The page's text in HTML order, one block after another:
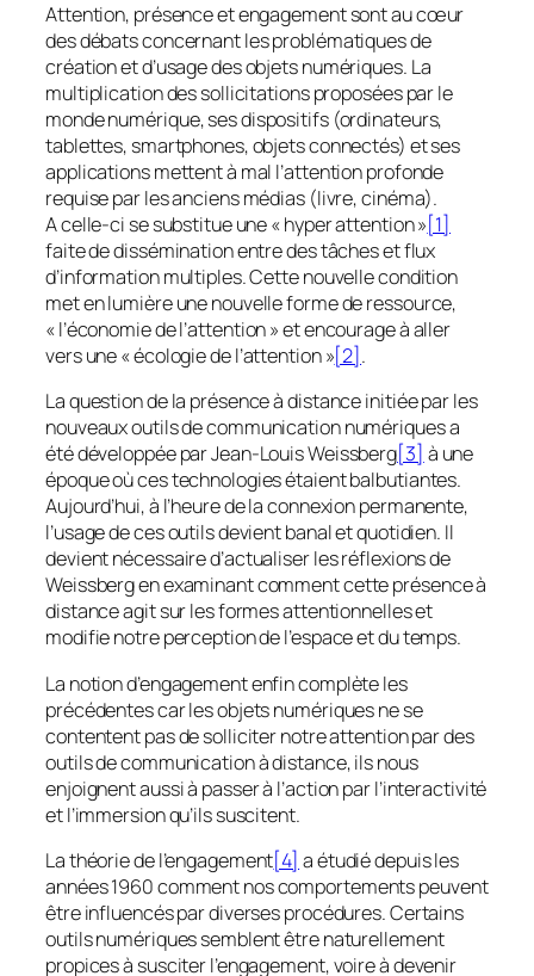
Attention, présence et engagement sont au cœur
des débats concernant les problématiques de
création et d’usage des objets numériques. La
multiplication des sollicitations proposées par le
monde numérique, ses dispositifs (ordinateurs,
tablettes, smartphones, objets connectés) et ses
applications mettent à mal l’attention profonde
requise par les anciens médias (livre, cinéma).
A celle-ci se substitue une «hyper attention»[1]
faite de dissémination entre des tâches et flux
d’information multiples. Cette nouvelle condition
met en lumière une nouvelle forme de ressource,
«l’économie de l’attention» et encourage à aller
vers une «écologie de l’attention»[2].
La question de la présence à distance initiée par les
nouveaux outils de communication numériques a
été développée par Jean-Louis Weissberg[3] à une
époque où ces technologies étaient balbutiantes.
Aujourd’hui, à l’heure de la connexion permanente,
l’usage de ces outils devient banal et quotidien. Il
devient nécessaire d’actualiser les réflexions de
Weissberg en examinant comment cette présence à
distance agit sur les formes attentionnelles et
modifie notre perception de l’espace et du temps.
La notion d’engagement enfin complète les
précédentes car les objets numériques ne se
contentent pas de solliciter notre attention par des
outils de communication à distance, ils nous
enjoignent aussi à passer à l’action par l’interactivité
et l’immersion qu’ils suscitent.
La théorie de l’engagement[4] a étudié depuis les
années 1960 comment nos comportements peuvent
être influencés par diverses procédures. Certains
outils numériques semblent être naturellement
propices à susciter l’engagement, voire à devenir